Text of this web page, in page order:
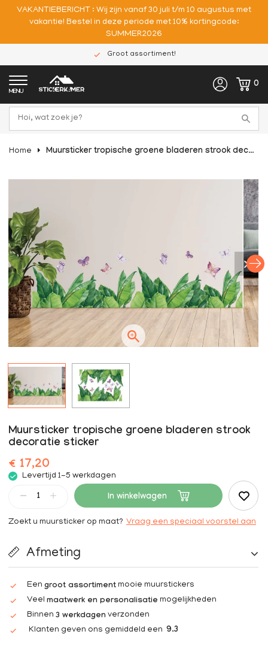
VAKANTIEBERICHT : Wij zijn vanaf 30 juli t/m 10 augustus met
vakantie! Bestel in deze periode met 10% kortingcode:
SUMMER2026
Groot assortiment!
MENU
0
Home Muursticker tropische groene bladeren strook decoratie sticker
Muursticker tropische groene bladeren strook
decoratie sticker
€ 17,20
Levertijd 1-5 werkdagen
In winkelwagen
Zoekt u muursticker op maat? Vraag een speciaal voorstel aan
Afmeting
Een groot assortiment mooie muurstickers
Veel maatwerk en personalisatie mogelijkheden
Binnen 3 werkdagen verzonden
Klanten geven ons gemiddeld een 9.3